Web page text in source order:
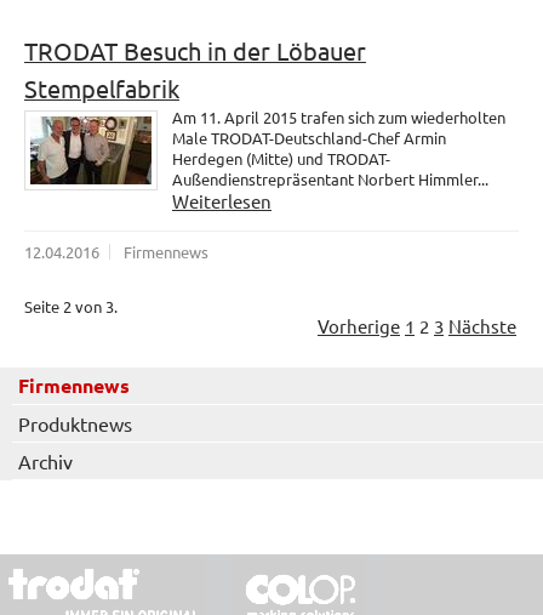
TRODAT Besuch in der Löbauer
Stempelfabrik
Am 11. April 2015 trafen sich zum wiederholten
Male TRODAT-Deutschland-Chef Armin
Herdegen (Mitte) und TRODAT-
Außendienstrepräsentant Norbert Himmler...
Weiterlesen
12.04.2016 Firmennews
Seite 2 von 3.
Vorherige 1 2 3 Nächste
Firmennews
Produktnews
Archiv